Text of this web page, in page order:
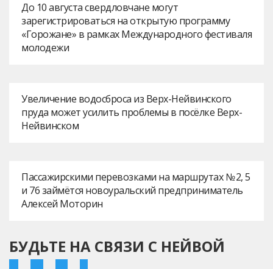
До 10 августа свердловчане могут
зарегистрироваться на открытую программу
«Горожане» в рамках Международного фестиваля
молодежи
Увеличение водосброса из Верх-Нейвинского
пруда может усилить проблемы в посёлке Верх-
Нейвинском
Пассажирскими перевозками на маршрутах № 2, 5
и 76 займётся новоуральский предприниматель
Алексей Моторин
БУДЬТЕ НА СВЯЗИ С НЕЙВОЙ